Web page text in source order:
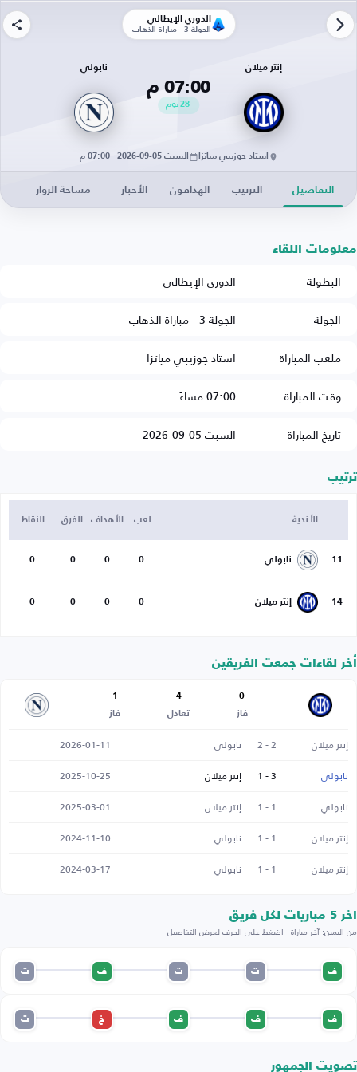
الدوري الإيطالي
الجولة 3 - مباراة الذهاب
إنتر ميلان
07:00 م
28يوم
نابولي
استاد جوزيبي مياتزا السبت 05-09-2026 · 07:00 م
التفاصيل الترتيب الهدافون الأخبار مساحة الزوار
معلومات اللقاء
البطولة
الدوري الإيطالي
الجولة
الجولة 3 - مباراة الذهاب
ملعب المباراة
استاد جوزيبي مياتزا
وقت المباراة
07:00 مساءً
تاريخ المباراة
السبت 05-09-2026
ترتيب
الأندية لعب الأهداف الفرق النقاط
11 نابولي 0
0
0
0
14 إنتر ميلان 0
0
0
0
أخر لقاءات جمعت الفريقين
0
فاز
4
تعادل
1
فاز
إنتر ميلان 2 - 2 نابولي
2026-01-11
نابولي
3 - 1 إنتر ميلان
2025-10-25
نابولي
1 - 1 إنتر ميلان
2025-03-01
إنتر ميلان
1 - 1 نابولي
2024-11-10
إنتر ميلان
1 - 1 نابولي 2024-03-17
اخر 5 مباريات لكل فريق
من اليمين: آخر مباراة · اضغط على الحرف لعرض التفاصيل
ف ت ت ف ت
ف ف ف خ ت
تصويت الجمهور